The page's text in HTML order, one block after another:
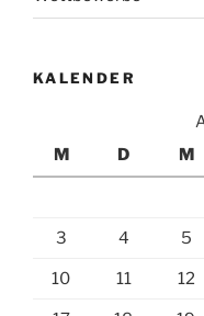
KALENDER
M
D M
3 4 5
10 11 12